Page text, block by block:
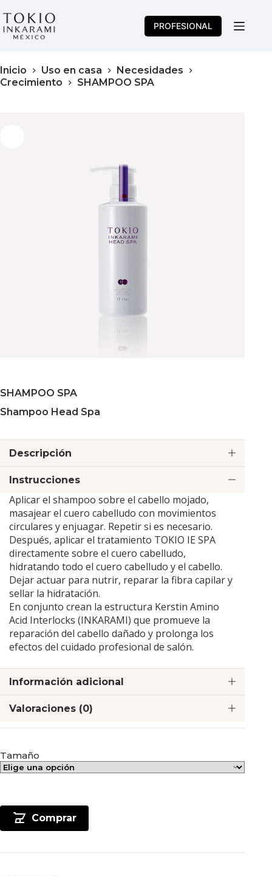
al
contenido
PROFESIONAL
Inicio Uso en casa
Necesidades
Crecimiento
SHAMPOO SPA
SHAMPOO SPA
Shampoo Head Spa
Descripción
Instrucciones
Aplicar el shampoo sobre el cabello mojado,
masajear el cuero cabelludo con movimientos
circulares y enjuagar. Repetir si es necesario.
Después, aplicar el tratamiento TOKIO IE SPA
directamente sobre el cuero cabelludo,
hidratando todo el cuero cabelludo y el cabello.
Dejar actuar para nutrir, reparar la fibra capilar y
sellar la hidratación.
En conjunto crean la estructura Kerstin Amino
Acid Interlocks (INKARAMI) que promueve la
reparación del cabello dañado y prolonga los
efectos del cuidado profesional de salón.
Información adicional
Valoraciones (0)
Tamaño
Comprar